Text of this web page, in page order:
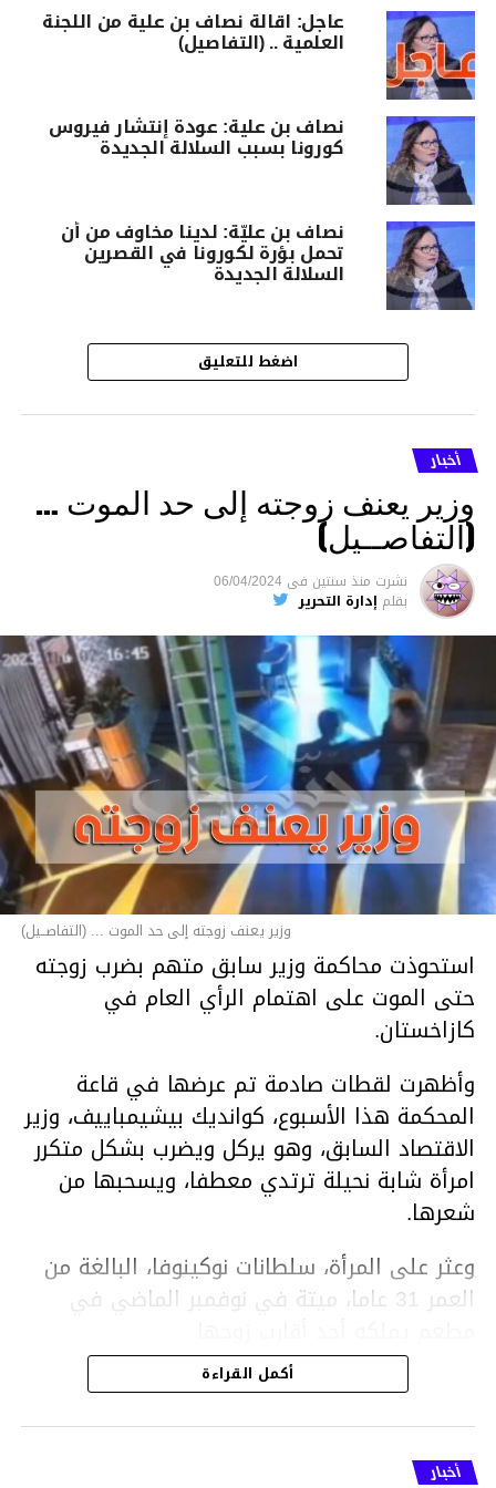
عاجل: اقالة نصاف بن علية من اللجنة
العلمية .. (التفاصيل)
نصاف بن علية: عودة إنتشار فيروس
كورونا بسبب السلالة الجديدة
نصاف بن عليّة: لدينا مخاوف من أن
تحمل بؤرة لكورونا في القصرين
السلالة الجديدة
اضغط للتعليق
أخبار
وزير يعنف زوجته إلى حد الموت …
(التفاصــيل)
نشرت منذ سنتين فى 06/04/2024
بقلم إدارة التحرير
وزير يعنف زوجته إلى حد الموت ... (التفاصــيل)
استحوذت محاكمة وزير سابق متهم بضرب زوجته
حتى الموت على اهتمام الرأي العام في
كازاخستان.
وأظهرت لقطات صادمة تم عرضها في قاعة
المحكمة هذا الأسبوع، كوانديك بيشيمباييف، وزير
الاقتصاد السابق، وهو يركل ويضرب بشكل متكرر
امرأة شابة نحيلة ترتدي معطفا، ويسحبها من
شعرها.
وعثر على المرأة، سلطانات نوكينوفا، البالغة من
العمر 31 عاما، ميتة في نوفمبر الماضي في
ووفقا لتقرير الطبيب الشرعي، توفيت نوكينوفا
متأثرة بصدمة في الدماغ، وكانت إحدى عظام
أنفها مكسورة وكانت هناك كدمات متعددة على
أكمل القراءة
أخبار